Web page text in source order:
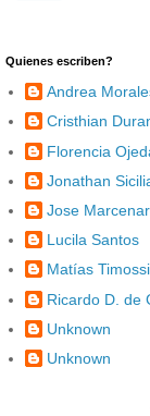
Quienes escriben?
Andrea
Cristhian
Florencia
Jonathan
Jose
Lucila Santos
Matías Timossi
Ricardo D. de
Unknown
Unknown